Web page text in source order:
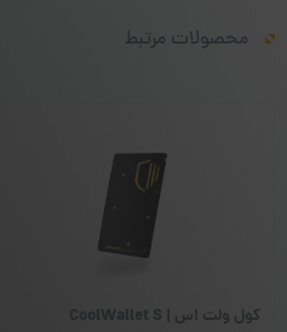
محصولات مرتبط
کول ولت اس | CoolWallet S